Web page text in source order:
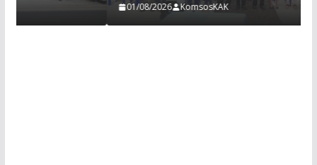
01/08/2026 KomsosKAK